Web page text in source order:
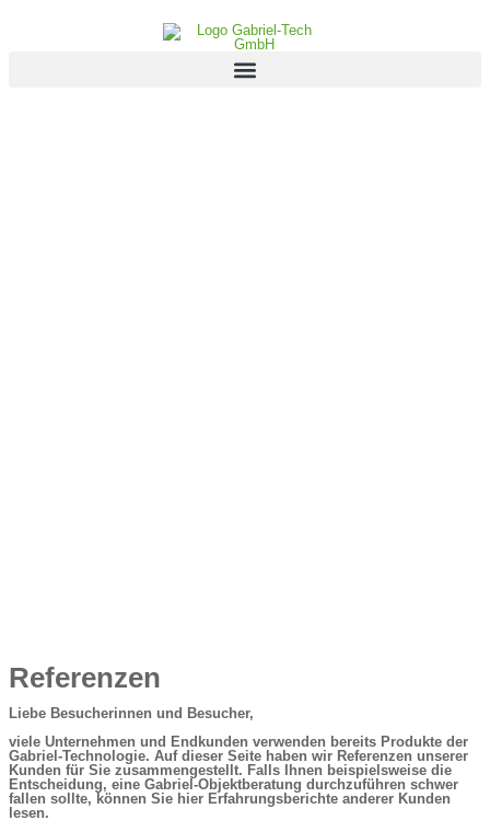
Referenzen
Liebe Besucherinnen und Besucher,
viele Unternehmen und Endkunden verwenden bereits Produkte der
Gabriel-Technologie. Auf dieser Seite haben wir Referenzen unserer
Kunden für Sie zusammengestellt. Falls Ihnen beispielsweise die
Entscheidung, eine Gabriel-Objektberatung durchzuführen schwer
fallen sollte, können Sie hier Erfahrungsberichte anderer Kunden
lesen.